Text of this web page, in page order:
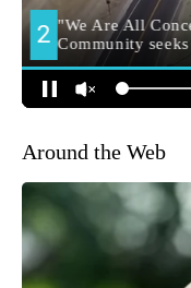
Around the Web